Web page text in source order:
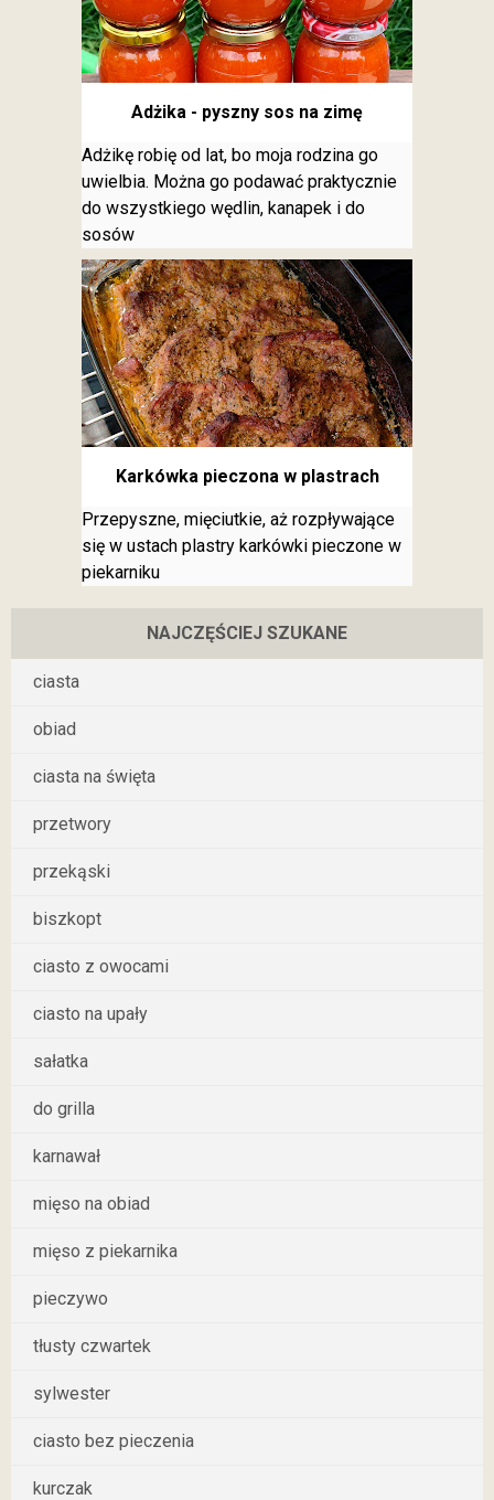
Adżika - pyszny sos na zimę
Adżikę robię od lat, bo moja rodzina go
uwielbia. Można go podawać praktycznie
do wszystkiego wędlin, kanapek i do
sosów
Karkówka pieczona w plastrach
Przepyszne, mięciutkie, aż rozpływające
się w ustach plastry karkówki pieczone w
piekarniku
NAJCZĘŚCIEJ SZUKANE
ciasta
obiad
ciasta na święta
przetwory
przekąski
biszkopt
ciasto z owocami
ciasto na upały
sałatka
do grilla
karnawał
mięso na obiad
mięso z piekarnika
pieczywo
tłusty czwartek
sylwester
ciasto bez pieczenia
kurczak